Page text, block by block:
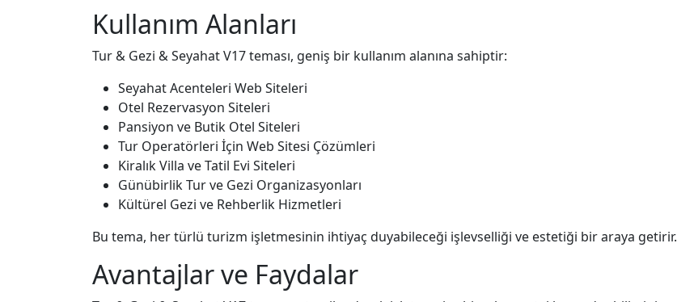
Kullanım Alanları
Tur & Gezi & Seyahat V17 teması, geniş bir kullanım alanına sahiptir:
Seyahat Acenteleri Web Siteleri
Otel Rezervasyon Siteleri
Pansiyon ve Butik Otel Siteleri
Tur Operatörleri İçin Web Sitesi Çözümleri
Kiralık Villa ve Tatil Evi Siteleri
Günübirlik Tur ve Gezi Organizasyonları
Kültürel Gezi ve Rehberlik Hizmetleri
Bu tema, her türlü turizm işletmesinin ihtiyaç duyabileceği işlevselliği ve estetiği bir araya getirir.
Avantajlar ve Faydalar